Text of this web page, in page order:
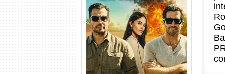
Na Zona Cinzenta Torrent
(2026) WEB-DL 1080p/4K
Dual Áudio